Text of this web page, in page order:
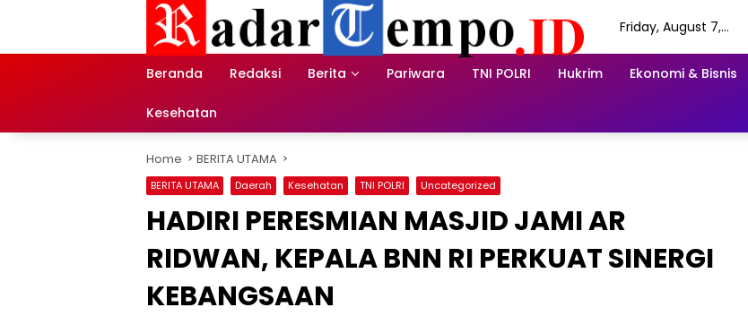
Friday, August 7,
Beranda
Redaksi Berita Pariwara TNI POLRI Hukrim Ekonomi & Bisnis
Kesehatan
Home BERITA UTAMA
BERITA UTAMA Daerah Kesehatan TNI POLRI Uncategorized
HADIRI PERESMIAN MASJID JAMI AR
RIDWAN, KEPALA BNN RI PERKUAT SINERGI
KEBANGSAAN